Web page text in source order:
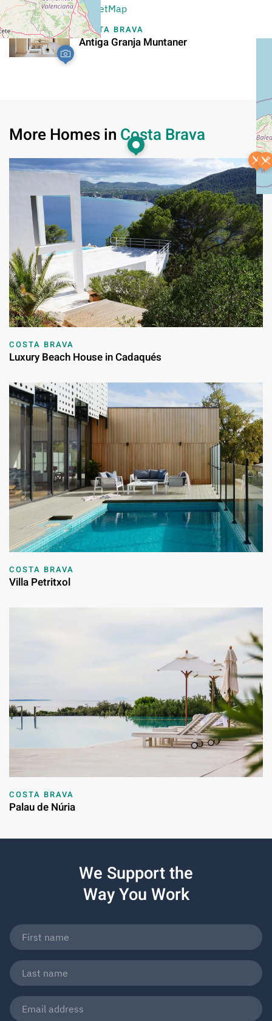
Leaflet |©OpenStreetMap
COSTA BRAVA
Antiga Granja Muntaner
More Homes in Costa Brava
COSTA BRAVA
Luxury Beach House in Cadaqués
COSTA BRAVA
Villa Petritxol
COSTA BRAVA
Palau de Núria
We Support the
Way You Work